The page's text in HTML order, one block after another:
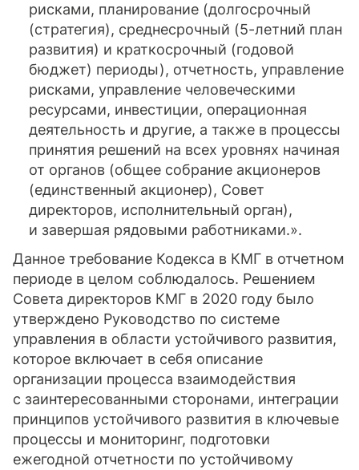
рисками, планирование (долгосрочный
(стратегия), среднесрочный (5-летний план
развития) и краткосрочный (годовой
бюджет) периоды), отчетность, управление
рисками, управление человеческими
ресурсами, инвестиции, операционная
деятельность и другие, а также в процессы
принятия решений на всех уровнях начиная
от органов (общее собрание акционеров
(единственный акционер), Совет
директоров, исполнительный орган),
и завершая рядовыми работниками.».
Данное требование Кодекса в КМГ в отчетном
периоде в целом соблюдалось. Решением
Совета директоров КМГ в 2020 году было
утверждено Руководство по системе
управления в области устойчивого развития,
которое включает в себя описание
организации процесса взаимодействия
с заинтересованными сторонами, интеграции
принципов устойчивого развития в ключевые
процессы и мониторинг, подготовки
ежегодной отчетности по устойчивому